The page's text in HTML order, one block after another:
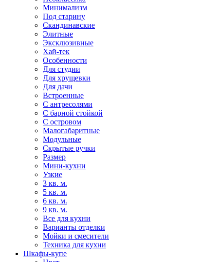
Минимализм
Под старину
Скандинавские
Элитные
Эксклюзивные
Хай-тек
Особенности
Для студии
Для хрущевки
Для дачи
Встроенные
С антресолями
С барной стойкой
С островом
Малогабаритные
Модульные
Скрытые ручки
Размер
Мини-кухни
Узкие
3 кв. м.
5 кв. м.
6 кв. м.
9 кв. м.
Все для кухни
Варианты отделки
Мойки и смесители
Техника для кухни
Шкафы-купе